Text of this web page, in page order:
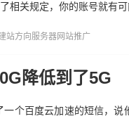
关规定，你的账号就有
站方向服务器网站推广
降低到了5G
个百度云加速的短信，